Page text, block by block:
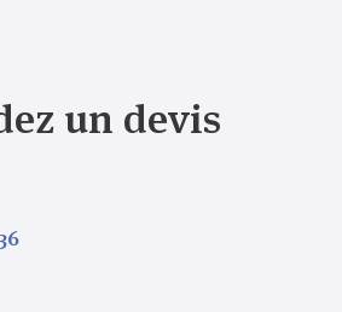
un devis